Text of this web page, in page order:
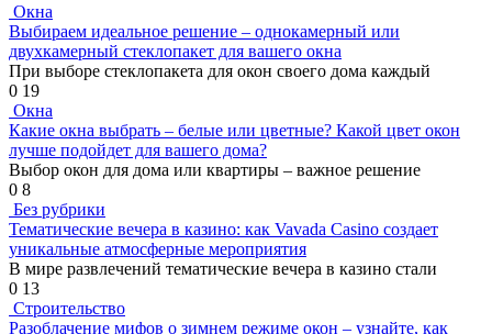
Окна
Выбираем идеальное решение – однокамерный или
двухкамерный стеклопакет для вашего окна
При выборе стеклопакета для окон своего дома каждый
0 19
Окна
Какие окна выбрать – белые или цветные? Какой цвет окон
лучше подойдет для вашего дома?
Выбор окон для дома или квартиры – важное решение
0 8
Без рубрики
Тематические вечера в казино: как Vavada Casino создает
уникальные атмосферные мероприятия
В мире развлечений тематические вечера в казино стали
0 13
Строительство
Разоблачение мифов о зимнем режиме окон – узнайте, как